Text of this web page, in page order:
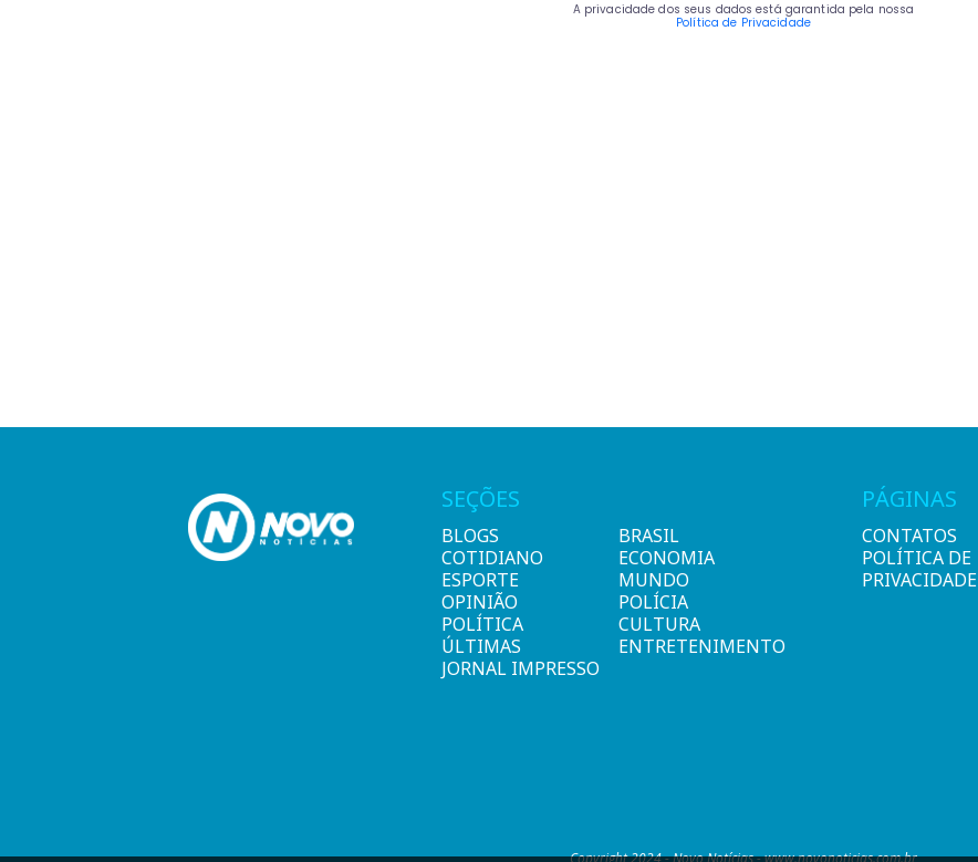
A privacidade dos seus dados está garantida pela nossa
Política de Privacidade
SEÇÕES
BLOGS
BRASIL
COTIDIANO
ECONOMIA
ESPORTE
MUNDO
OPINIÃO
POLÍCIA
POLÍTICA
CULTURA
ÚLTIMAS
ENTRETENIMENTO
JORNAL IMPRESSO
PÁGINAS
CONTATOS
POLÍTICA DE
PRIVACIDADE